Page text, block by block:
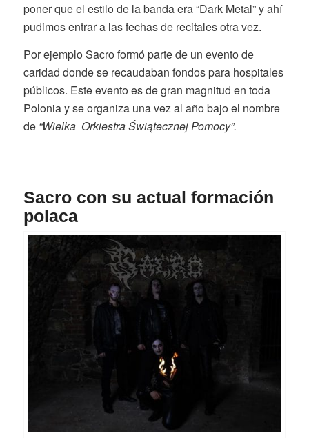
poner que el estilo de la banda era “Dark Metal” y ahí
pudimos entrar a las fechas de recitales otra vez.
Por ejemplo Sacro formó parte de un evento de
caridad donde se recaudaban fondos para hospitales
públicos. Este evento es de gran magnitud en toda
Polonia y se organiza una vez al año bajo el nombre
de “Wielka Orkiestra Świątecznej Pomocy”.
Sacro con su actual formación
polaca